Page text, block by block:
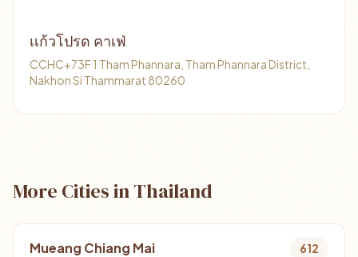
เเก้วโปรด คาเฟ่
CCHC+73F 1 Tham Phannara, Tham Phannara District,
Nakhon Si Thammarat 80260
More Cities in Thailand
Mueang Chiang Mai 612